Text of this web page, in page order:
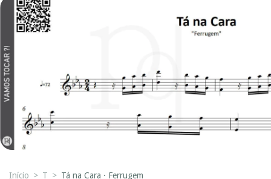
Início > T > Tá na Cara · Ferrugem